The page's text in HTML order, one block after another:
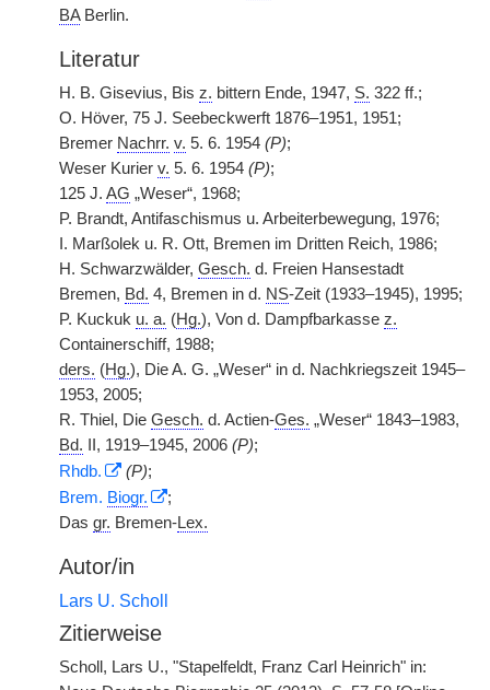
BABerlin.
Literatur
H. B. Gisevius, Bis z. bittern Ende, 1947, S. 322 ff.;
O. Höver, 75 J. Seebeckwerft 1876–1951, 1951;
Bremer Nachrr. v. 5. 6. 1954 (P);
Weser Kurier v. 5. 6. 1954 (P);
125 J. AG „Weser“, 1968;
P. Brandt, Antifaschismus u. Arbeiterbewegung, 1976;
I. Marßolek u. R. Ott, Bremen im Dritten Reich, 1986;
H. Schwarzwälder, Gesch. d. Freien Hansestadt
Bremen, Bd. 4, Bremen in d. NS-Zeit (1933–1945), 1995;
P. Kuckuk u. a. (Hg.), Von d. Dampfbarkasse z.
Containerschiff, 1988;
ders. (Hg.), Die A. G. „Weser“ in d. Nachkriegszeit 1945–
1953, 2005;
R. Thiel, Die Gesch. d. Actien-Ges. „Weser“ 1843–1983,
Bd. II, 1919–1945, 2006 (P);
Rhdb.
(P);
Brem. Biogr.
;
Das gr. Bremen-Lex.
Autor/in
Lars U. Scholl
Zitierweise
Scholl, Lars U., "Stapelfeldt, Franz Carl Heinrich" in: